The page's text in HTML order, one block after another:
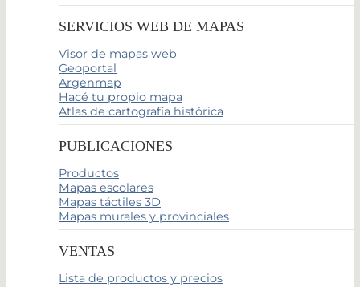
SERVICIOS WEB DE MAPAS
Visor de mapas web
Geoportal
Argenmap
Hacé tu propio mapa
Atlas de cartografía histórica
PUBLICACIONES
Productos
Mapas escolares
Mapas táctiles 3D
Mapas murales y provinciales
VENTAS
Lista de productos y precios